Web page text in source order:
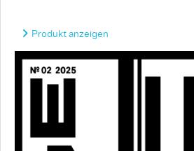
Produkt anzeigen